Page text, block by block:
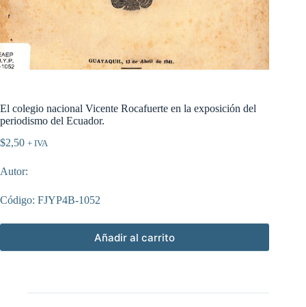
El colegio nacional Vicente Rocafuerte en la exposición del
periodismo del Ecuador.
$2,50 + IVA
Autor:
Código: FJYP4B-1052
Añadir al carrito